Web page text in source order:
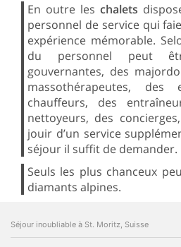
En outre les chalets
personnel de service qui
expérience mémorable.
du personnel peut
gouvernantes, des
massothérapeutes, des
chauffeurs, des
nettoyeurs, des
jouir d’un service
séjour il suffit de demander.
Seuls les plus chanceux
diamants alpines.
Séjour inoubliable à St. Moritz, Suisse